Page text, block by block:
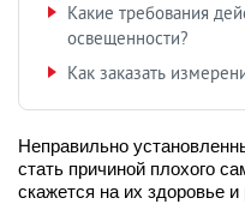
Какие требования
освещенности?
Как заказать
Неправильно
стать причиной плохого
скажется на их здоровье